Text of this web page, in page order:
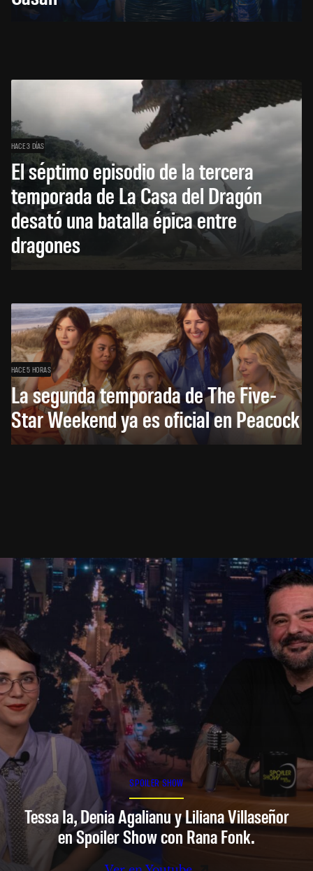
HACE 3 DÍAS
El séptimo episodio de la tercera
temporada de La Casa del Dragón
desató una batalla épica entre
dragones
HACE 5 HORAS
La segunda temporada de The Five-
Star Weekend ya es oficial en Peacock
SPOILER SHOW
Tessa Ia, Denia Agalianu y Liliana Villaseñor
en Spoiler Show con Rana Fonk.